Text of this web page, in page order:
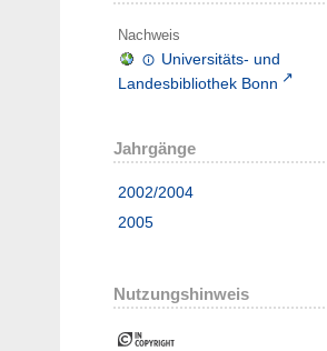
Nachweis
Universitäts- und
Landesbibliothek Bonn
Jahrgänge
2002/2004
2005
Nutzungshinweis